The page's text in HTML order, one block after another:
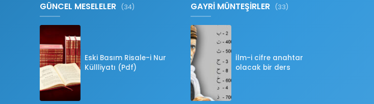
GÜNCEL MESELELER (34)
Eski Basım Risale-i Nur
Küllliyatı (Pdf)
GAYRİ MÜNTEŞİRLER (33)
İlm-i cifre anahtar
olacak bir ders